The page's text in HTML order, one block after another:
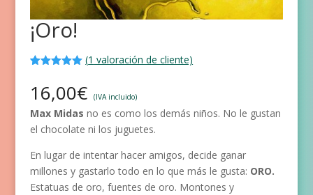
¡Oro!
5 en base
valoración
de un
(1 valoración de cliente)
16,00€ (IVA incluido)
Max Midas no es como los demás niños. No le gustan
el chocolate ni los juguetes.
En lugar de intentar hacer amigos, decide ganar
millones y gastarlo todo en lo que más le gusta: ORO.
Estatuas de oro, fuentes de oro. Montones y